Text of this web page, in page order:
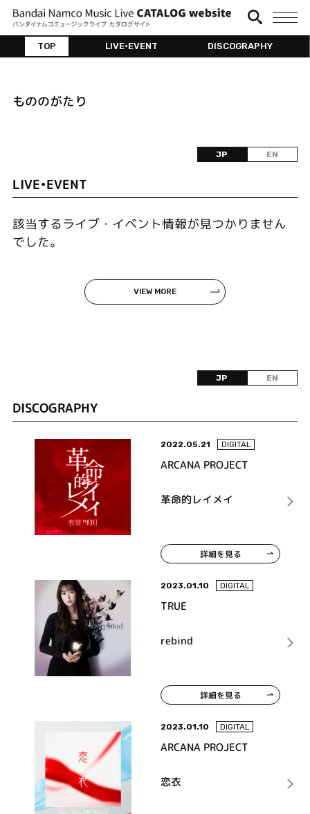
TOP LIVE•EVENT DISCOGRAPHY
もののがたり
JP EN
LIVE•EVENT
該当するライブ・イベント情報が見つかりません
でした。
VIEW MORE
JP EN
DISCOGRAPHY
2022.05.21 DIGITAL
ARCANA PROJECT
革命的レイメイ
詳細を見る
2023.01.10 DIGITAL
TRUE
rebind
詳細を見る
2023.01.10 DIGITAL
ARCANA PROJECT
恋衣